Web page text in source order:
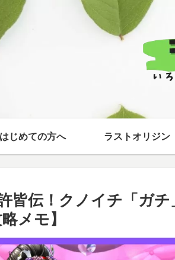
はじめての方へ ラストオリジン
皆伝！クノイチ「ガ
メモ】